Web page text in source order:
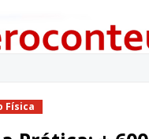
Física